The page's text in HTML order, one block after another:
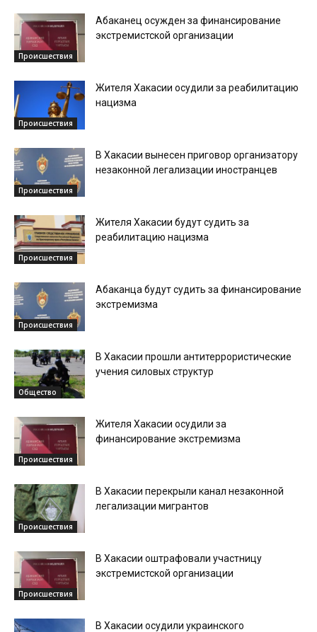
Происшествия
Абаканец осужден за финансирование
экстремистской организации
Происшествия
Жителя Хакасии осудили за реабилитацию
нацизма
Происшествия
В Хакасии вынесен приговор организатору
незаконной легализации иностранцев
Происшествия
Жителя Хакасии будут судить за
реабилитацию нацизма
Происшествия
Абаканца будут судить за финансирование
экстремизма
Общество
В Хакасии прошли антитеррористические
учения силовых структур
Происшествия
Жителя Хакасии осудили за
финансирование экстремизма
Происшествия
В Хакасии перекрыли канал незаконной
легализации мигрантов
Происшествия
В Хакасии оштрафовали участницу
экстремистской организации
В Хакасии осудили украинского